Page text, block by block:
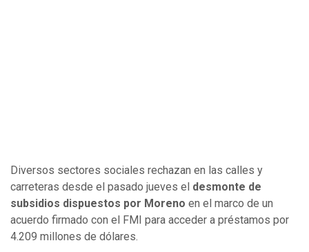
Diversos sectores sociales rechazan en las calles y
carreteras desde el pasado jueves el desmonte de
subsidios dispuestos por Moreno en el marco de un
acuerdo firmado con el FMI para acceder a préstamos por
4.209 millones de dólares.